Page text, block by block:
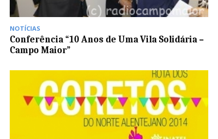
NOTÍCIAS
Conferência “10 Anos de Uma Vila Solidária –
Campo Maior”